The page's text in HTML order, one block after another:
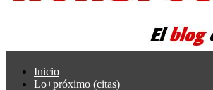
Inicio
Lo+próximo (citas)